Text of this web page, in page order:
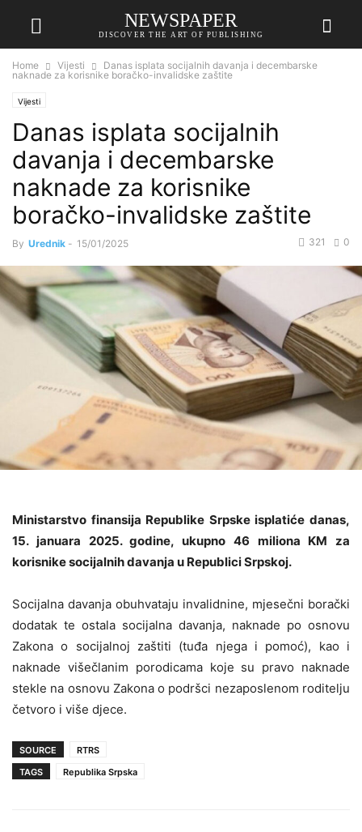
NEWSPAPER
DISCOVER THE ART OF PUBLISHING
Home Vijesti
Danas isplata socijalnih davanja i decembarske
naknade za korisnike boračko-invalidske zaštite
Vijesti
Danas isplata socijalnih
davanja i decembarske
naknade za korisnike
boračko-invalidske zaštite
By Urednik - 15/01/2025 0
321
Ministarstvo finansija Republike Srpske isplatiće danas,
15. januara 2025. godine, ukupno 46 miliona KM za
korisnike socijalnih davanja u Republici Srpskoj.
Socijalna davanja obuhvataju invalidnine, mjesečni borački
dodatak te ostala socijalna davanja, naknade po osnovu
Zakona o socijalnoj zaštiti (tuđa njega i pomoć), kao i
naknade višečlanim porodicama koje su pravo naknade
stekle na osnovu Zakona o podršci nezaposlenom roditelju
četvoro i više djece.
SOURCE
RTRS
TAGS
Republika Srpska